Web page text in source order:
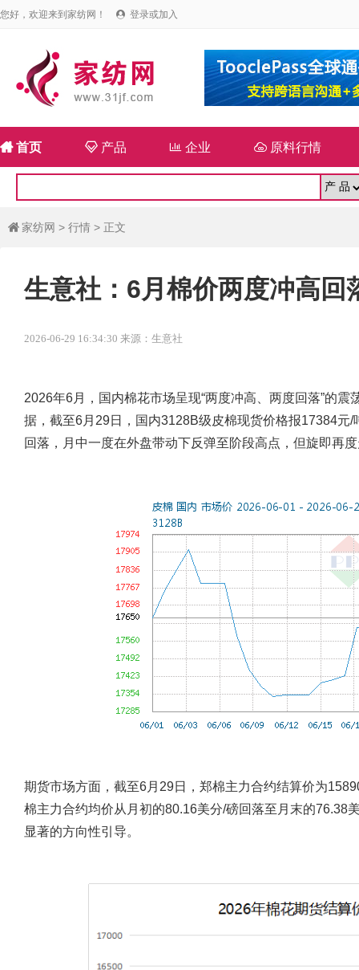
您好，欢迎来到家纺网！  登录或加入
首页 产品  企业 原料行情
 家纺网 > 行情 > 正文
生意社：6月棉价两度冲高回
2026-06-29 16:34:30 来源：生意社
2026年6月，国内棉花市场呈现“两度冲高、两度回落”的
据，截至6月29日，国内3128B级皮棉现货价格报17384元
回落，月中一度在外盘带动下反弹至阶段高点，但旋即再
期货市场方面，截至6月29日，郑棉主力合约结算价为
棉主力合约均价从月初的80.16美分/磅回落至月末的76.38
显著的方向性引导。